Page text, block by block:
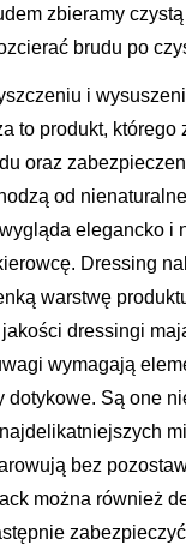
zbieramy
brudu po
i
to produkt,
oraz
od
elegancko i
Dressing
warstwę
dressingi
wymagają
dotykowe. Są one
bez
można również